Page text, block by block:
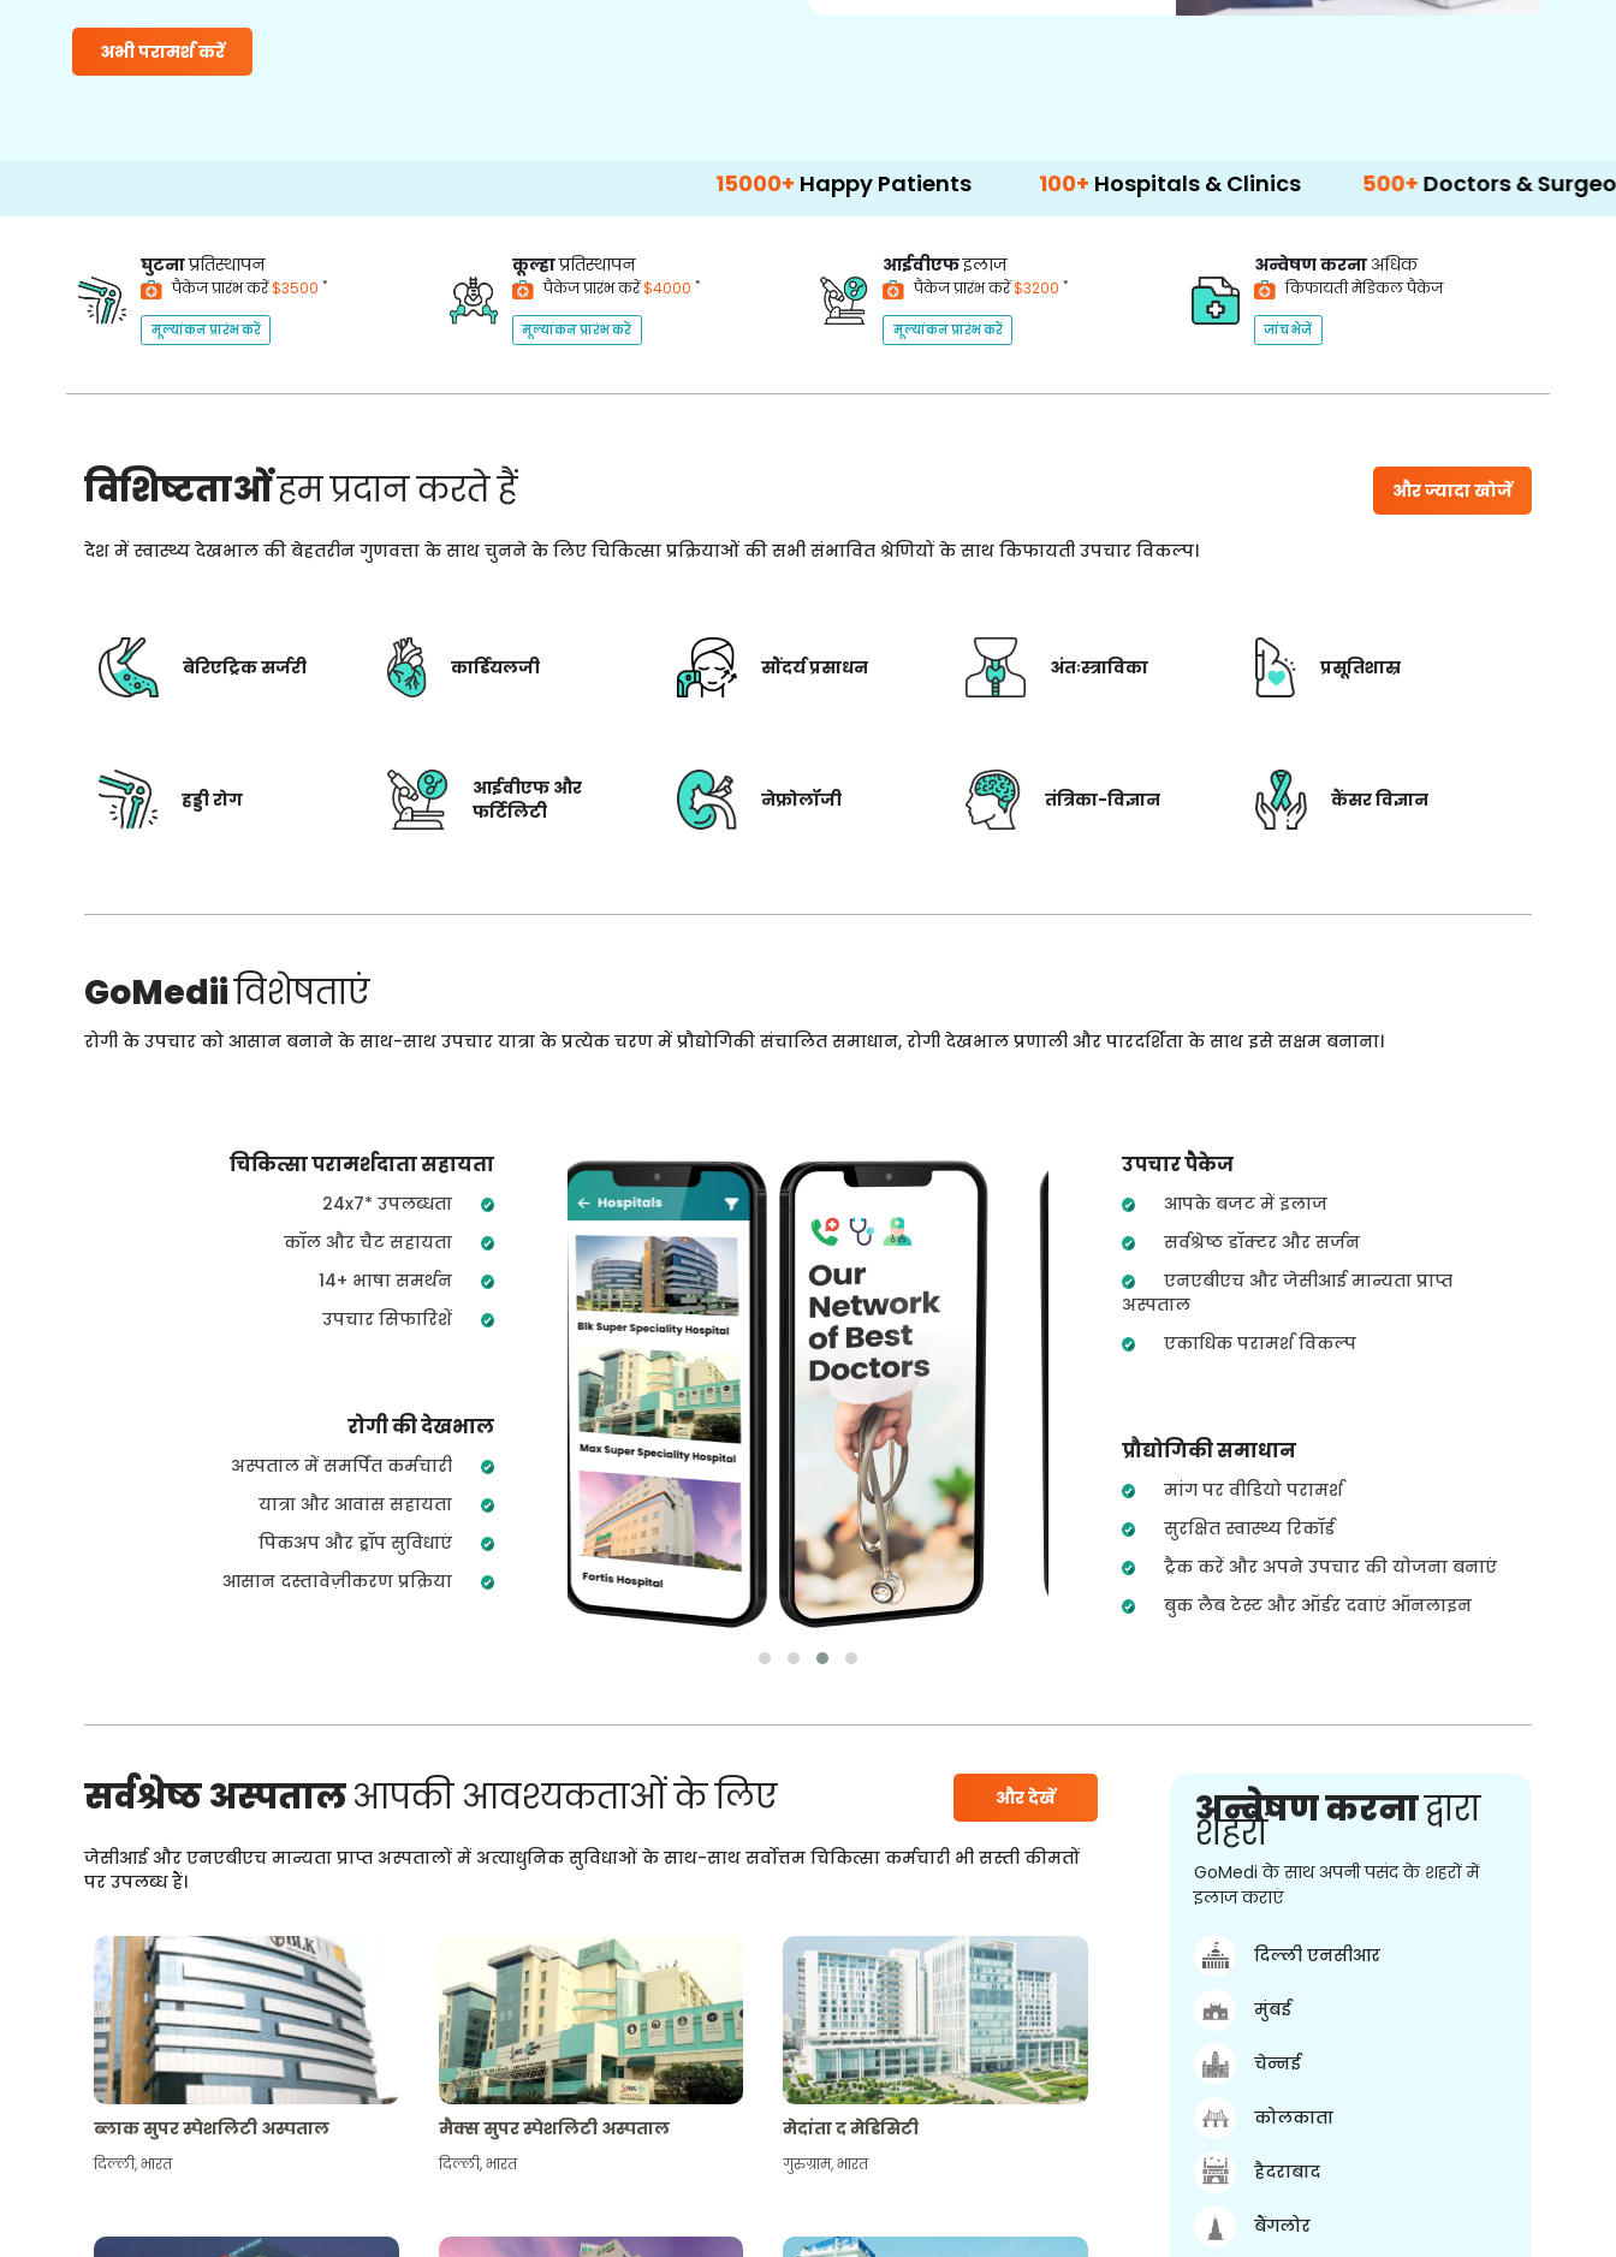
अभी परामर्श करें
Happy Patients 100+ Hospitals & Clinics 500+ Doctors & Surgeons 14+
घुटनाप्रतिस्थापन
पैकेज प्रारंभ करें$3500 *
मूल्यांकन प्रारंभ करें
कूल्हाप्रतिस्थापन
पैकेज प्रारंभ करें$4000 *
मूल्यांकन प्रारंभ करें
आईवीएफइलाज
पैकेज प्रारंभ करें$3200 *
मूल्यांकन प्रारंभ करें
अन्वेषण करना अधिक
किफायती मेडिकल पैकेज
जांच भेजें
विशिष्टताओंहम प्रदान करते हैं और ज्यादा खोजें
देश में स्वास्थ्य देखभाल की बेहतरीन गुणवत्ता के साथ चुनने के लिए चिकित्सा प्रक्रियाओं की सभी संभावित श्रेणियों के साथ किफायती उपचार विकल्प।
बेरिएट्रिक सर्जरी कार्डियलजी सौंदर्य प्रसाधन अंतःस्त्राविका प्रसूतिशास्र
हड्डी रोग
आईवीएफ और
फर्टिलिटी
नेफ्रोलॉजी तंत्रिका-विज्ञान कैंसर विज्ञान
GoMediiविशेषताएं
रोगी के उपचार को आसान बनाने के साथ-साथ उपचार यात्रा के प्रत्येक चरण में प्रौद्योगिकी संचालित समाधान, रोगी देखभाल प्रणाली और पारदर्शिता के साथ इसे सक्षम बनाना।
चिकित्सा परामर्शदाता सहायता
24x7* उपलब्धता
कॉल और चैट सहायता
14+ भाषा समर्थन
उपचार सिफारिशें
रोगी की देखभाल
अस्पताल में समर्पित कर्मचारी
यात्रा और आवास सहायता
पिकअप और ड्रॉप सुविधाएं
आसान दस्तावेज़ीकरण प्रक्रिया
उपचार पैकेज
आपके बजट में इलाज
सर्वश्रेष्ठ डॉक्टर और सर्जन
एनएबीएच और जेसीआई मान्यता प्राप्त
अस्पताल
एकाधिक परामर्श विकल्प
प्रौद्योगिकी समाधान
मांग पर वीडियो परामर्श
सुरक्षित स्वास्थ्य रिकॉर्ड
ट्रैक करें और अपने उपचार की योजना बनाएं
बुक लैब टेस्ट और ऑर्डर दवाएं ऑनलाइन
सर्वश्रेष्ठ अस्पतालआपकी आवश्यकताओं के लिए और देखें
जेसीआई और एनएबीएच मान्यता प्राप्त अस्पतालों में अत्याधुनिक सुविधाओं के साथ-साथ सर्वोत्तम चिकित्सा कर्मचारी भी सस्ती कीमतों
पर उपलब्ध हैं।
ब्लाक सुपर स्पेशलिटी अस्पताल
दिल्ली,भारत
मैक्स सुपर स्पेशलिटी अस्पताल
दिल्ली,भारत
मेदांता द मेडिसिटी
गुरुग्राम,भारत
अन्वेषण करनाद्वारा
शहरों
GoMedi के साथ अपनी पसंद के शहरों में
इलाज कराएं
दिल्ली एनसीआर
मुंबई
चेन्नई
कोलकाता
हैदराबाद
बैंगलोर